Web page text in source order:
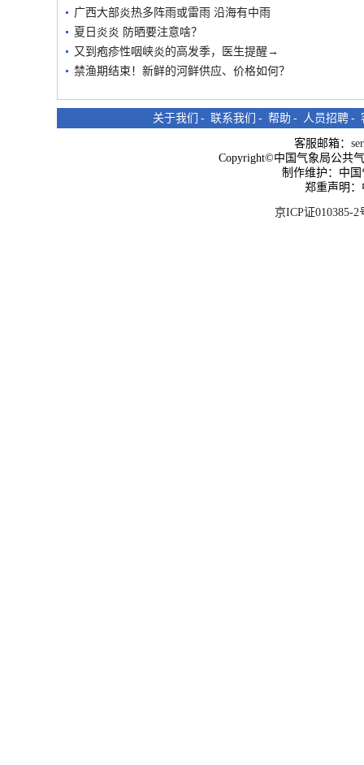
广西大部炎热多阵雨或雷雨 沿海有中雨
夏日炎炎 防晒要注意啥？
又到疱疹性咽峡炎的高发季，医生提醒→
禁渔期结束！新鲜的河鲜供应、价格如何？
关于我们 - 联系我们 - 帮助 - 人员招聘 -
客服邮箱：
Copyright©中国气象局公共
制作维护：中
郑重声明
京ICP证010385-2